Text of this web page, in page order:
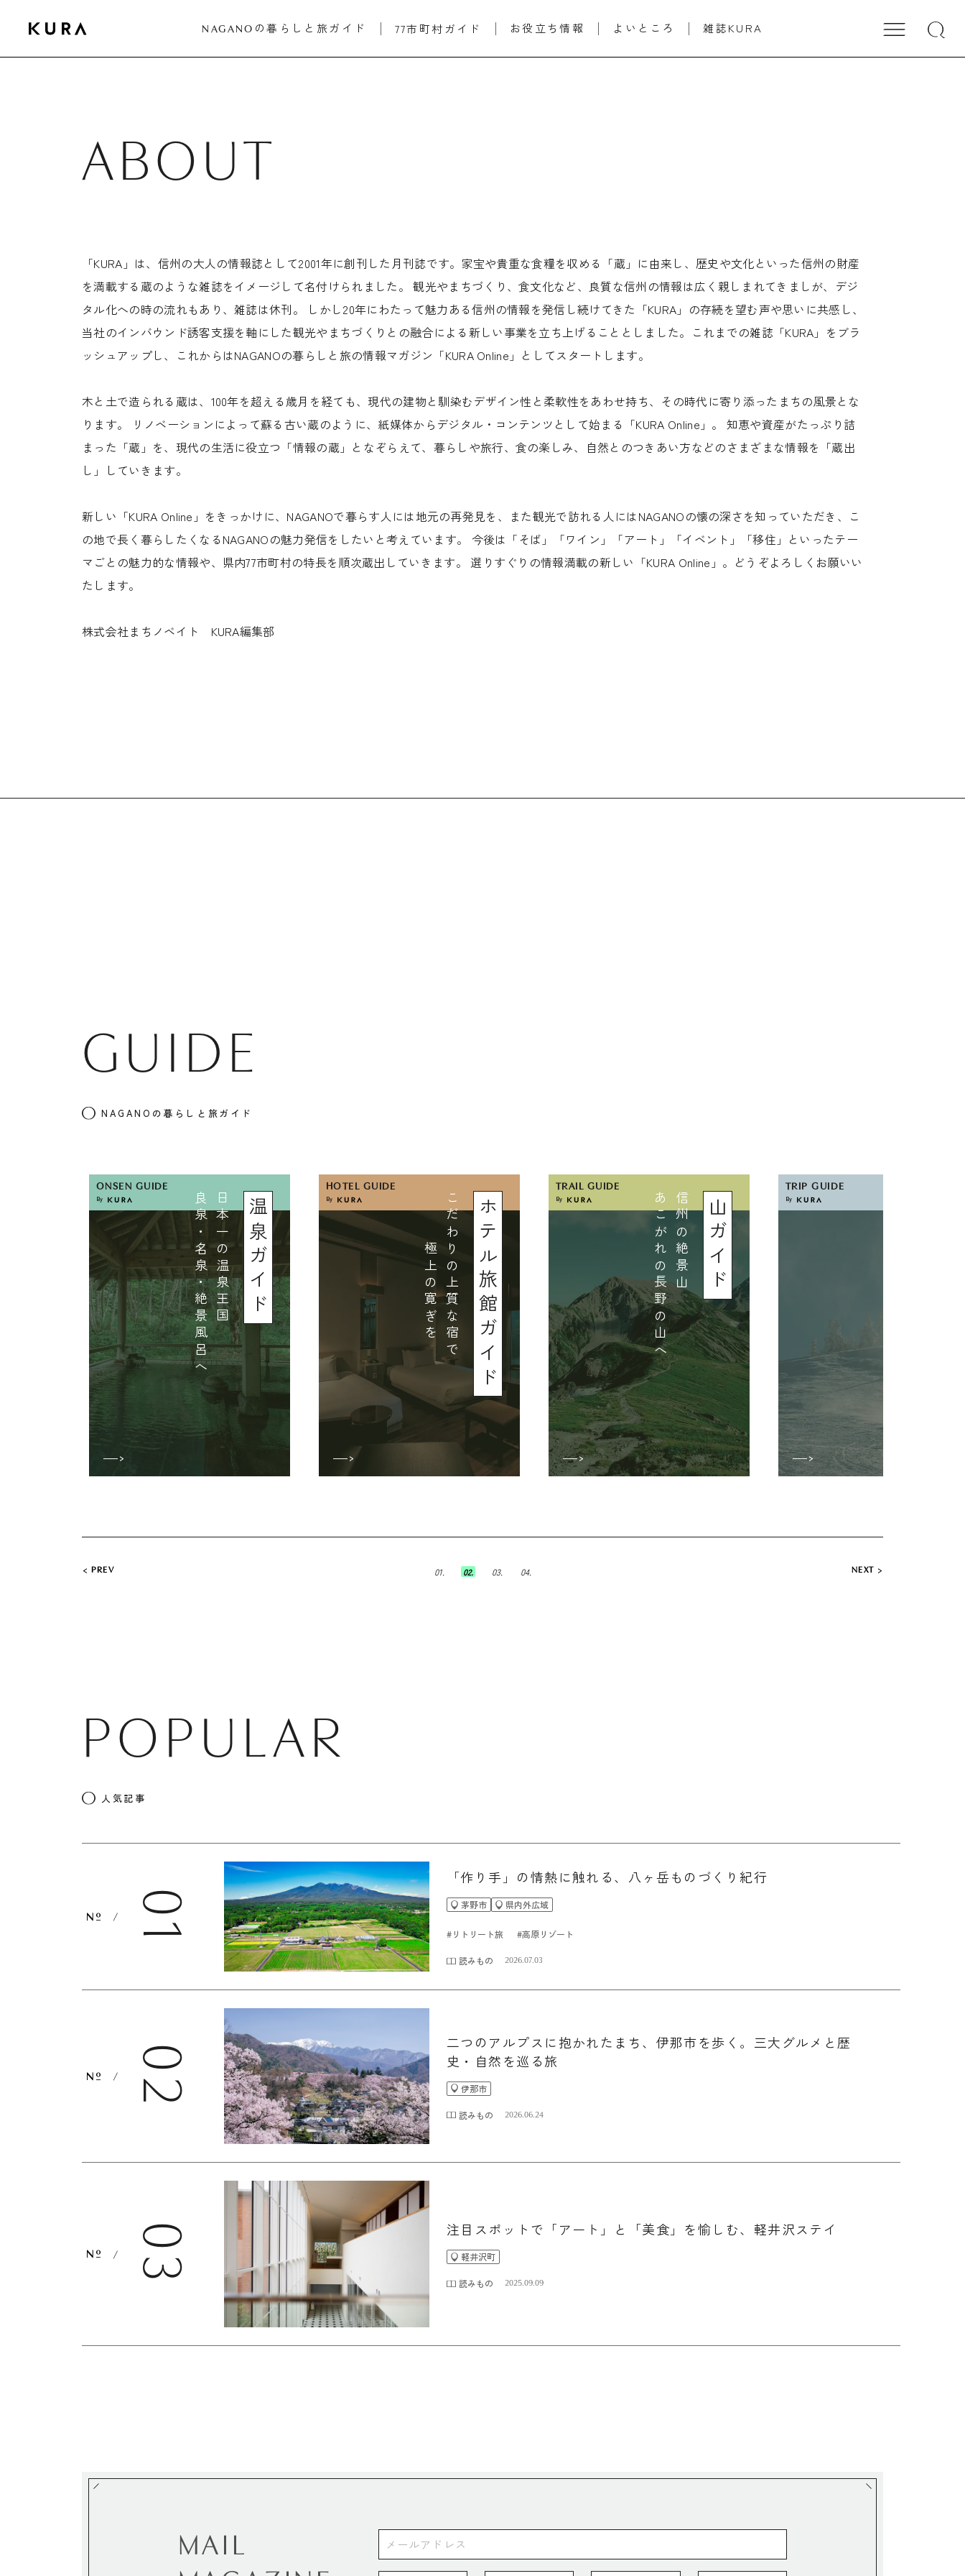
NAGANO の暮らしと旅ガイド 77市町村ガイド お役立ち情報 よいところ 雑誌KURA
ABOUT
「KURA」は、信州の大人の情報誌として2001年に創刊した月刊誌です。家宝や貴重な食糧を収める「蔵」に由来し、歴史や文化といった信州の財産
を満載する蔵のような雑誌をイメージして名付けられました。 観光やまちづくり、食文化など、良質な信州の情報は広く親しまれてきましが、デジ
タル化への時の流れもあり、雑誌は休刊。 しかし20年にわたって魅力ある信州の情報を発信し続けてきた「KURA」の存続を望む声や思いに共感し、
当社のインバウンド誘客支援を軸にした観光やまちづくりとの融合による新しい事業を立ち上げることとしました。これまでの雑誌「KURA」をブラ
ッシュアップし、これからはNAGANOの暮らしと旅の情報マガジン「KURA Online」としてスタートします。
木と土で造られる蔵は、100年を超える歳月を経ても、現代の建物と馴染むデザイン性と柔軟性をあわせ持ち、その時代に寄り添ったまちの風景とな
ります。 リノベーションによって蘇る古い蔵のように、紙媒体からデジタル・コンテンツとして始まる「KURA Online」。 知恵や資産がたっぷり詰
まった「蔵」を、現代の生活に役立つ「情報の蔵」となぞらえて、暮らしや旅行、食の楽しみ、自然とのつきあい方などのさまざまな情報を「蔵出
し」していきます。
新しい「KURA Online」をきっかけに、NAGANOで暮らす人には地元の再発見を、また観光で訪れる人にはNAGANOの懐の深さを知っていただき、こ
の地で長く暮らしたくなるNAGANOの魅力発信をしたいと考えています。 今後は「そば」「ワイン」「アート」「イベント」「移住」といったテー
マごとの魅力的な情報や、県内77市町村の特長を順次蔵出していきます。 選りすぐりの情報満載の新しい「KURA Online」。どうぞよろしくお願いい
たします。
株式会社まちノベイト KURA編集部
GUIDE
NAGANOの暮らしと旅ガイド
PREV NEXT
ONSEN GUIDE
By 日
本
一
の
温
泉
王
国
良
泉
・
名
泉
・
絶
景
風
呂
へ温泉ガイド
HOTEL GUIDE
By こ
だ
わ
り
の
上
質
な
宿
で
極
上
の
寛
ぎ
をホテル旅館ガイド
TRAIL GUIDE
By 信
州
の
絶
景
山
あ
こ
が
れ
の
長
野
の
山
へ山ガイド
TRIP GUIDE
By
01. 02. 03. 04.
POPULAR
人気記事
/ 01
「作り手」の情熱に触れる、八ヶ岳ものづくり紀行
茅野市 県内外広域
#リトリート旅 #高原リゾート
読みもの 2026.07.03
/ 02
二つのアルプスに抱かれたまち、伊那市を歩く。三大グルメと歴
史・自然を巡る旅
伊那市
読みもの 2026.06.24
/ 03 注目スポットで「アート」と「美食」を愉しむ、軽井沢ステイ
軽井沢町
読みもの 2025.09.09
MAIL